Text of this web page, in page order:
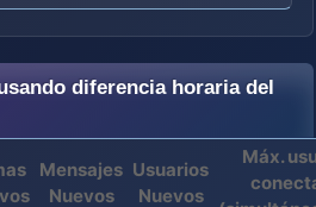
diferencia horaria del
Mensajes
Nuevos
Usuarios
Nuevos
Máx.